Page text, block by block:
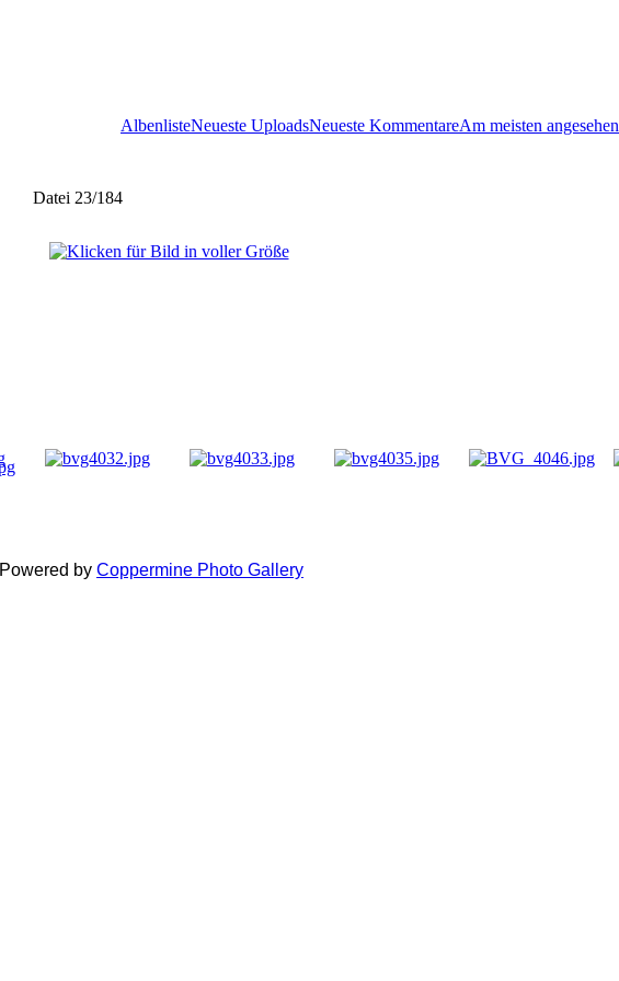
AlbenlisteNeueste UploadsNeueste KommentareAm meisten angesehen
Datei 23/184
Powered by Coppermine Photo Gallery